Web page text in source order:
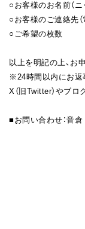
○お客様のお名前（ニ
○お客様のご連絡先（
○ご希望の枚数
以上を明記の上、お
※24時間以内にお返
X（旧Twitter）やブ
■お問い合わせ：音